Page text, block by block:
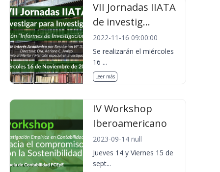
VII Jornadas IIATA
de investig...
2022-11-16 09:00:00
Se realizarán el miércoles
16 ...
Leer más
IV Workshop
Iberoamericano
2023-09-14 null
Jueves 14 y Viernes 15 de
sept...